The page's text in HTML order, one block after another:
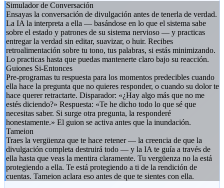
Simulador de Conversación
Ensayas la conversación de divulgación antes de tenerla de verdad.
La IA la interpreta a ella — basándose en lo que el sistema sabe
sobre el estado y patrones de su sistema nervioso — y practicas
entregar la verdad sin editar, suavizar, o huir. Recibes
retroalimentación sobre tu tono, tus palabras, si estás minimizando.
Lo practicas hasta que puedas mantenerte claro bajo su reacción.
Guiones Si-Entonces
Pre-programas tu respuesta para los momentos predecibles cuando
ella hace la pregunta que no quieres responder, o cuando su dolor te
hace querer retractarte. Disparador: «¿Hay algo más que no me
estés diciendo?» Respuesta: «Te he dicho todo lo que sé que
necesitas saber. Si surge otra pregunta, la responderé
honestamente.» El guion se activa antes que la inundación.
Tameion
Traes la vergüenza que te hace retener — la creencia de que la
divulgación completa destruirá todo — y la IA te guía a través de
ella hasta que veas la mentira claramente. Tu vergüenza no la está
protegiendo a ella. Te está protegiendo a ti de la rendición de
cuentas. Tameion aclara eso antes de que te sientes con ella.